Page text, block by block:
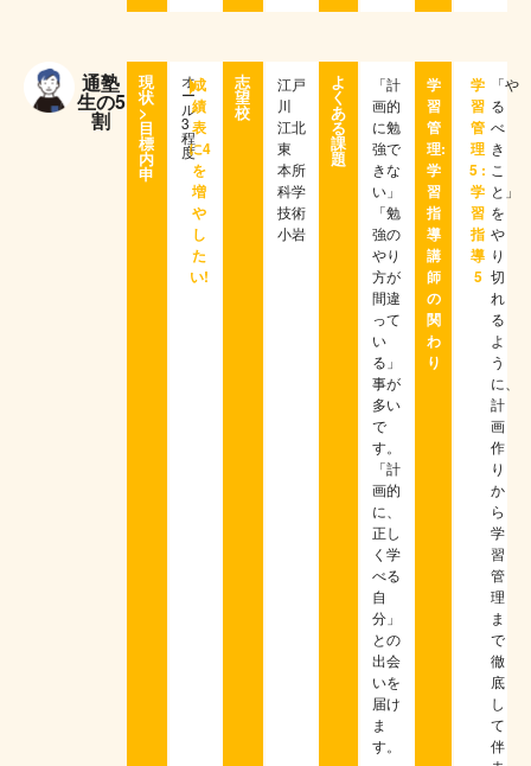
通塾
生の5
割
現
状
>
目
標
内
申
オ
ー
ル
3
程
度
成
績
表
に4
を
増
や
し
た
い!
志
望
校
江戸
川
江北
東
本所
科学
技術
小岩
よ
く
あ
る
課
題
「計
画的
に勉
強で
きな
い」
「勉
強の
やり
方が
間違
って
い
る」
事が
多い
で
す。
「計
画的
に、
正し
く学
べる
自
分」
との
出会
いを
届け
ま
す。
学
習
管
理:
学
習
指
導
講
師
の
関
わ
り
学
習
管
理
5 :
学
習
指
導
5
「や
る
べ
き
こ
と」
を
や
り
切
れ
る
よ
う
に、
計
画
作
り
か
ら
学
習
管
理
ま
で
徹
底
し
て
伴